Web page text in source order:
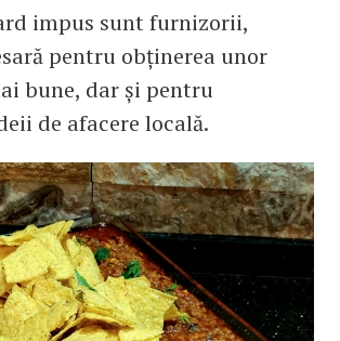
impus sunt furnizorii,
pentru obținerea unor
bune, dar și pentru
de afacere locală.